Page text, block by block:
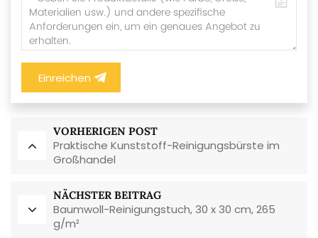
Einreichen
VORHERIGEN POST
Praktische Kunststoff-Reinigungsbürste im
Großhandel
NÄCHSTER BEITRAG
Baumwoll-Reinigungstuch, 30 x 30 cm, 265
g/m²